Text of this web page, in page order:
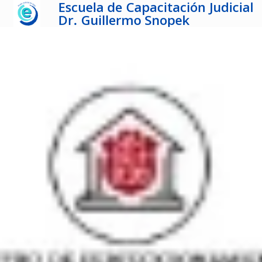
Escuela de Capacitación Judicial
Dr. Guillermo Snopek